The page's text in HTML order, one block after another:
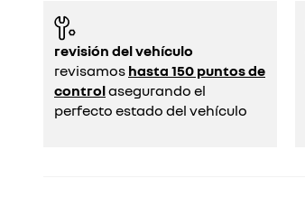
revisión del vehículo
revisamos hasta 150 puntos de
controlasegurando el
perfecto estado del vehículo